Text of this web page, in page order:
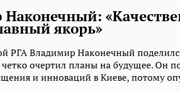
якорь»
РГА Владимир Наконечный
очертил планы на будущее. Он
и инноваций в Киеве, потому